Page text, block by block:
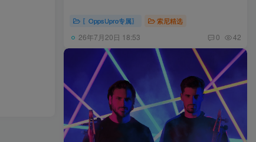
〖OppsUpro专属〗 索尼精选
26年7月20日 18:53 0 42